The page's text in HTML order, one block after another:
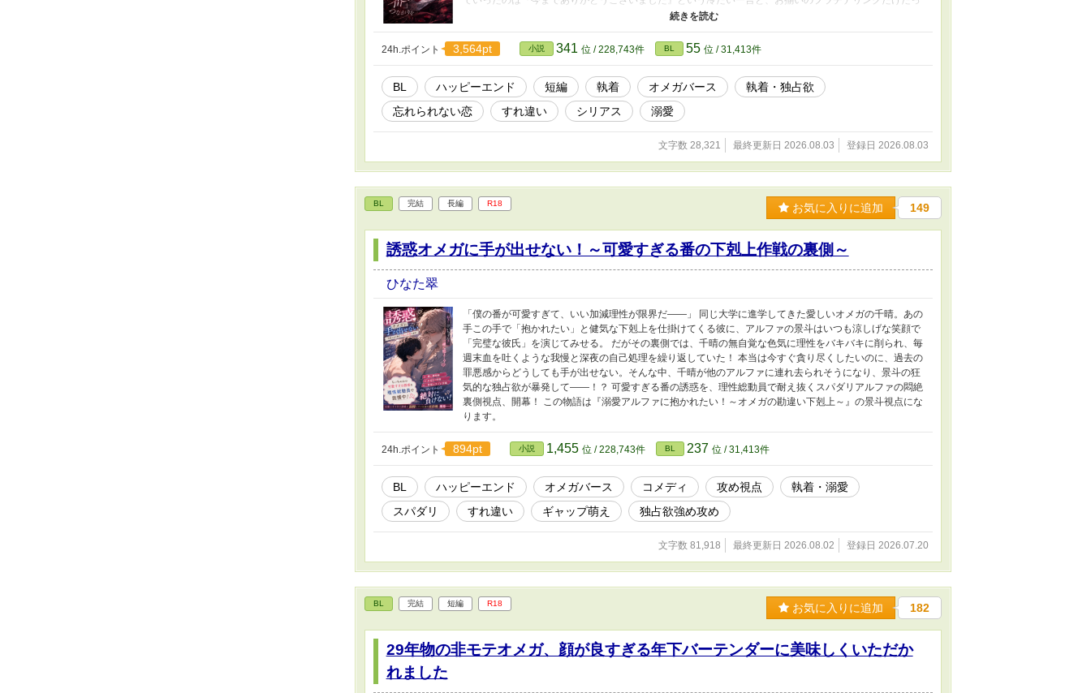
た。 「自由」という名の傲慢が、どれほど彼を傷つけていたのかを知った慧人は、気が狂ったように紬を
の運命」を掴み取るまでの、切なくも溺愛に満ちた再会ラブストーリー。
24h.ポイント 3,564pt 小説 341 位 / 228,743件 BL 55 位 / 31,413件
BL ハッピーエンド 短編 執着 オメガバース
執着・独占欲
忘れられない恋
すれ違い シリアス 溺愛
文字数 28,321 最終更新日 2026.08.03 登録日 2026.08.03
BL 完結 長編 R18 お気に入りに追加 149
誘惑オメガに手が出せない！～可愛すぎる番の下剋上作戦の裏側～
ひなた翠
「僕の番が可愛すぎて、いい加減理性が限界だ――」 同じ大学に進学してきた愛しいオメガの千晴。あの
手この手で「抱かれたい」と健気な下剋上を仕掛けてくる彼に、アルファの景斗はいつも涼しげな笑顔で
「完璧な彼氏」を演じてみせる。 だがその裏側では、千晴の無自覚な色気に理性をバキバキに削られ、毎
週末血を吐くような我慢と深夜の自己処理を繰り返していた！ 本当は今すぐ貪り尽くしたいのに、過去の
罪悪感からどうしても手が出せない。そんな中、千晴が他のアルファに連れ去られそうになり、景斗の狂
気的な独占欲が暴発して――！？ 可愛すぎる番の誘惑を、理性総動員で耐え抜くスパダリアルファの悶絶
裏側視点、開幕！ この物語は『溺愛アルファに抱かれたい！～オメガの勘違い下剋上～』の景斗視点にな
ります。
24h.ポイント 894pt 小説 1,455 位 / 228,743件 BL 237 位 / 31,413件
BL ハッピーエンド オメガバース コメディ 攻め視点
執着・溺愛
スパダリ
すれ違い ギャップ萌え 独占欲強め攻め
文字数 81,918 最終更新日 2026.08.02 登録日 2026.07.20
BL 完結 短編 R18 お気に入りに追加 182
29年物の非モテオメガ、顔が良すぎる年下バーテンダーに美味しくいただか
れました